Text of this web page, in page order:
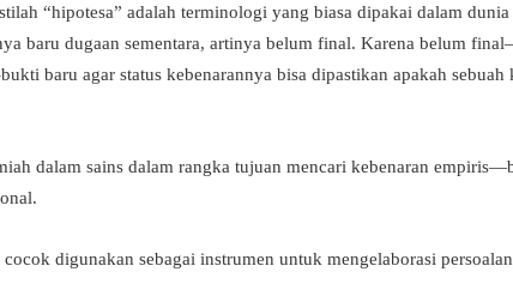
“hipotesa” adalah terminologi yang biasa dipakai dalam
baru dugaan sementara, artinya belum final. Karena belum
baru agar status kebenarannya bisa dipastikan apakah sebuah
dalam sains dalam rangka tujuan mencari kebenaran
digunakan sebagai instrumen untuk mengelaborasi